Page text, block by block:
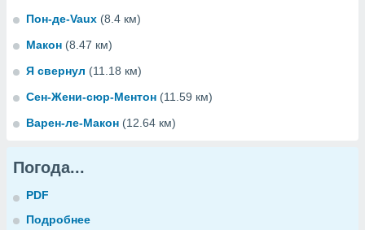
Пон-де-Vaux (8.4 км)
Макон (8.47 км)
Я свернул (11.18 км)
Сен-Жени-сюр-Ментон (11.59 км)
Варен-ле-Макон (12.64 км)
Погода...
PDF
Подробнее